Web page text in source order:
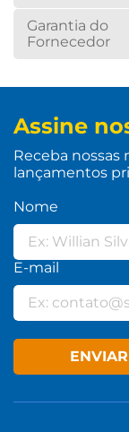
Garantia do
Fornecedor
Assine
Receba nossas
lançamentos
Nome
E-mail
ENVIAR